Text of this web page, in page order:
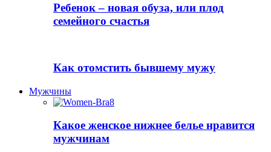
Ребенок – новая обуза, или плод
семейного счастья
Как отомстить бывшему мужу
Мужчины
Какое женское нижнее белье нравится
мужчинам